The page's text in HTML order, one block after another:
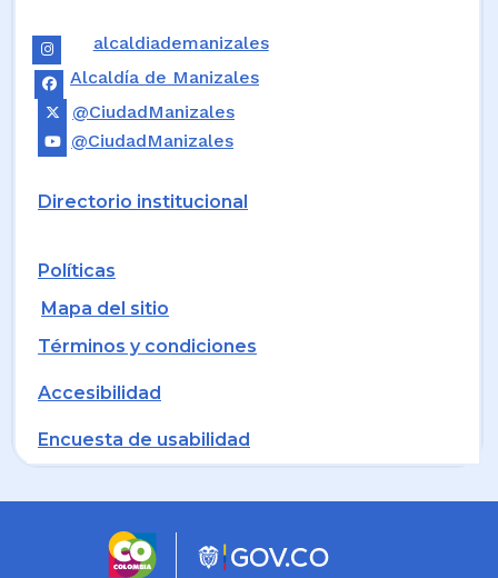
alcaldiademanizales
Alcaldía de Manizales
@CiudadManizales
@CiudadManizales
Directorio institucional
Políticas
Mapa del sitio
Términos y condiciones
Accesibilidad
Encuesta de usabilidad